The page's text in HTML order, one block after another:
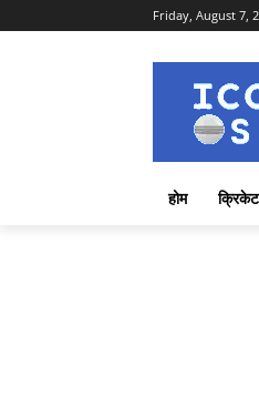
Friday, August 7,
होम क्रिकेट